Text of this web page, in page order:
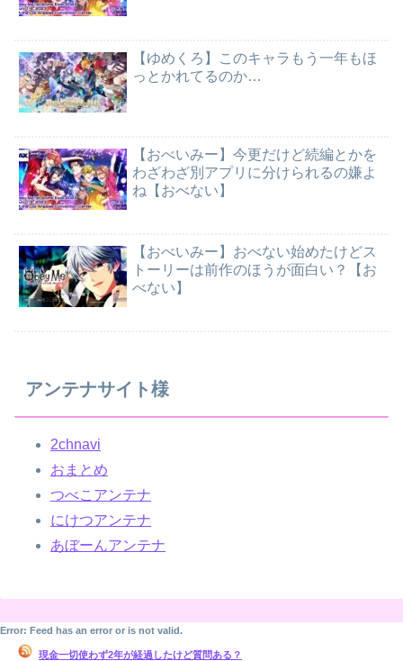
【ゆめくろ】このキャラもう一年もほ
っとかれてるのか…
【おべいみー】今更だけど続編とかを
わざわざ別アプリに分けられるの嫌よ
ね【おべない】
【おべいみー】おべない始めたけどス
トーリーは前作のほうが面白い？【お
べない】
アンテナサイト様
2chnavi
おまとめ
つべこアンテナ
にけつアンテナ
あぼーんアンテナ
Error: Feed has an error or is not valid.
現金一切使わず2年が経過したけど質問ある？